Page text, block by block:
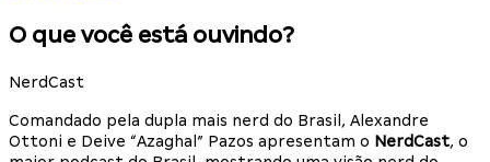
O que você está ouvindo?
NerdCast
Comandado pela dupla mais nerd do Brasil, Alexandre
Ottoni e Deive “Azaghal” Pazos apresentam o NerdCast, o